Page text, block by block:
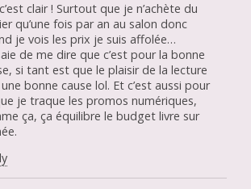
clair ! Surtout que je n’achète du
qu’une fois par an au salon donc
je vois les prix je suis affolée…
de me dire que c’est pour la bonne
si tant est que le plaisir de la lecture
bonne cause lol. Et c’est aussi pour
je traque les promos numériques,
ça, ça équilibre le budget livre sur